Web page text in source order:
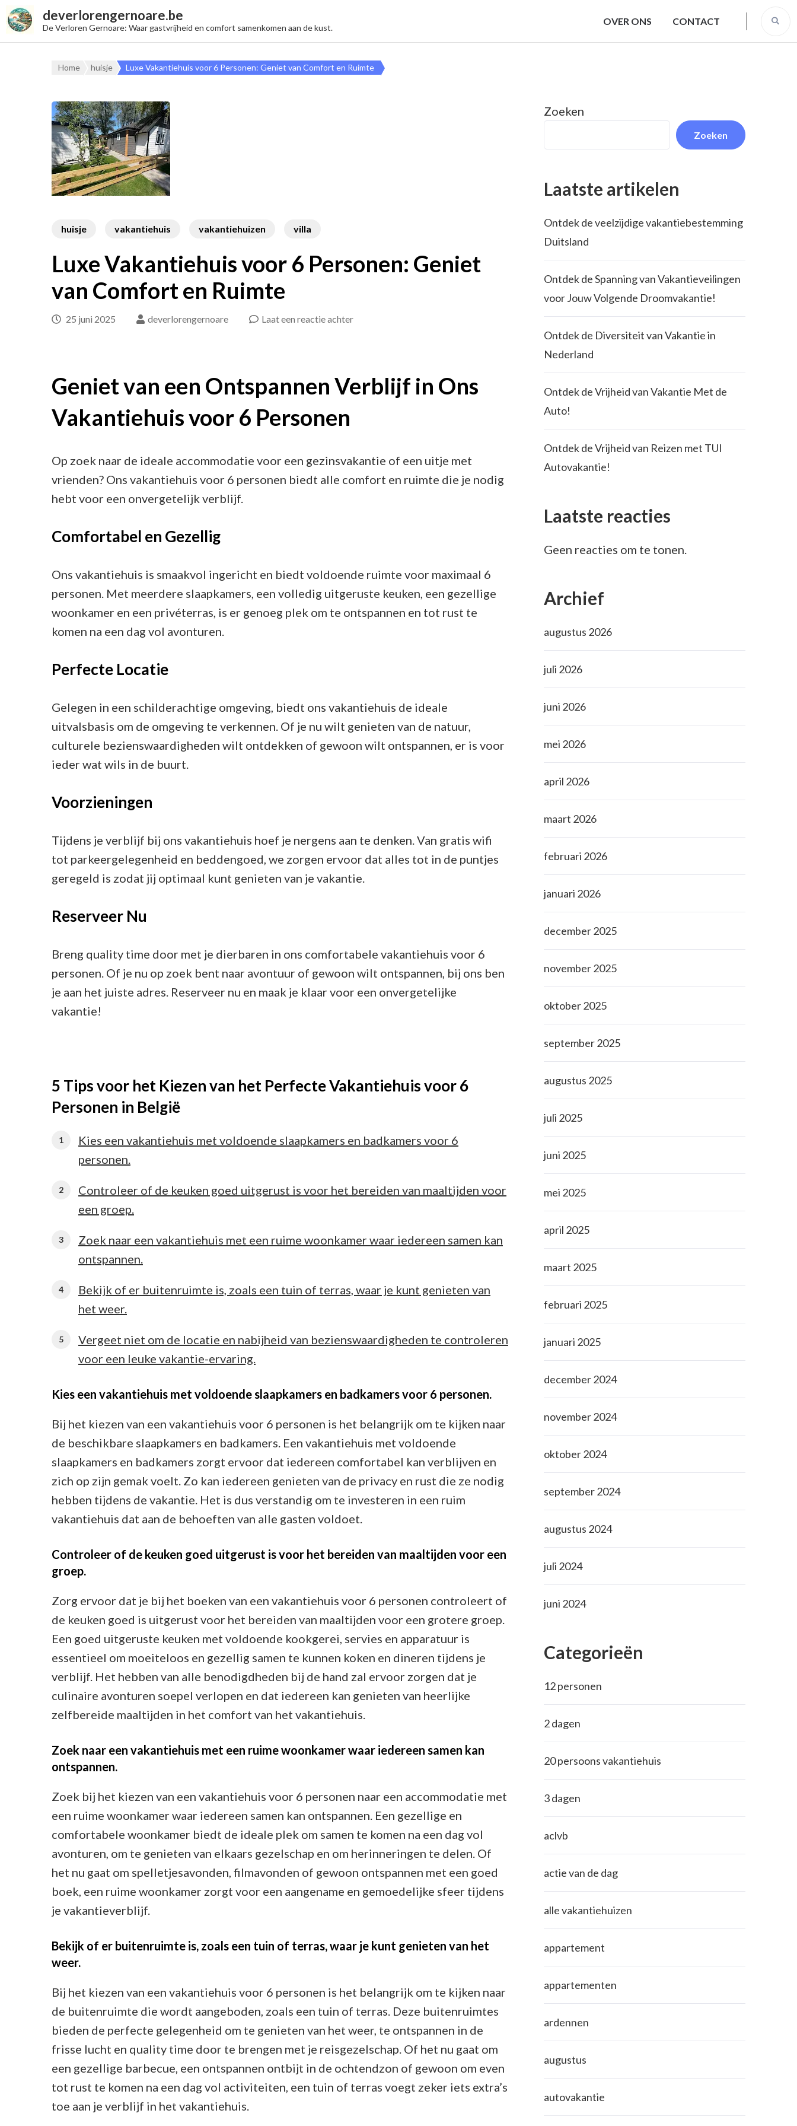
deverlorengernoare.be
De Verloren Gernoare: Waar gastvrijheid en comfort samenkomen aan de kust.
OVER ONS CONTACT
Home huisje Luxe Vakantiehuis voor 6 Personen: Geniet van Comfort en Ruimte
huisje vakantiehuis vakantiehuizen villa
Luxe Vakantiehuis voor 6 Personen: Geniet
van Comfort en Ruimte
25 juni 2025 deverlorengernoare Laat een reactie achterop
6
Geniet van een Ontspannen Verblijf in Ons
Vakantiehuis voor 6 Personen
Op zoek naar de ideale accommodatie voor een gezinsvakantie of een uitje met
vrienden? Ons vakantiehuis voor 6 personen biedt alle comfort en ruimte die je nodig
hebt voor een onvergetelijk verblijf.
Comfortabel en Gezellig
Ons vakantiehuis is smaakvol ingericht en biedt voldoende ruimte voor maximaal 6
personen. Met meerdere slaapkamers, een volledig uitgeruste keuken, een gezellige
woonkamer en een privéterras, is er genoeg plek om te ontspannen en tot rust te
komen na een dag vol avonturen.
Perfecte Locatie
Gelegen in een schilderachtige omgeving, biedt ons vakantiehuis de ideale
uitvalsbasis om de omgeving te verkennen. Of je nu wilt genieten van de natuur,
culturele bezienswaardigheden wilt ontdekken of gewoon wilt ontspannen, er is voor
ieder wat wils in de buurt.
Voorzieningen
Tijdens je verblijf bij ons vakantiehuis hoef je nergens aan te denken. Van gratis wifi
tot parkeergelegenheid en beddengoed, we zorgen ervoor dat alles tot in de puntjes
geregeld is zodat jij optimaal kunt genieten van je vakantie.
Reserveer Nu
Breng quality time door met je dierbaren in ons comfortabele vakantiehuis voor 6
personen. Of je nu op zoek bent naar avontuur of gewoon wilt ontspannen, bij ons ben
je aan het juiste adres. Reserveer nu en maak je klaar voor een onvergetelijke
vakantie!
5 Tips voor het Kiezen van het Perfecte Vakantiehuis voor 6
Personen in België
Kies een vakantiehuis met voldoende slaapkamers en badkamers voor 6
personen.
Controleer of de keuken goed uitgerust is voor het bereiden van maaltijden voor
een groep.
Zoek naar een vakantiehuis met een ruime woonkamer waar iedereen samen kan
ontspannen.
Bekijk of er buitenruimte is, zoals een tuin of terras, waar je kunt genieten van
het weer.
Vergeet niet om de locatie en nabijheid van bezienswaardigheden te controleren
voor een leuke vakantie-ervaring.
Kies een vakantiehuis met voldoende slaapkamers en badkamers voor 6 personen.
Bij het kiezen van een vakantiehuis voor 6 personen is het belangrijk om te kijken naar
de beschikbare slaapkamers en badkamers. Een vakantiehuis met voldoende
slaapkamers en badkamers zorgt ervoor dat iedereen comfortabel kan verblijven en
zich op zijn gemak voelt. Zo kan iedereen genieten van de privacy en rust die ze nodig
hebben tijdens de vakantie. Het is dus verstandig om te investeren in een ruim
vakantiehuis dat aan de behoeften van alle gasten voldoet.
Controleer of de keuken goed uitgerust is voor het bereiden van maaltijden voor een
groep.
Zorg ervoor dat je bij het boeken van een vakantiehuis voor 6 personen controleert of
de keuken goed is uitgerust voor het bereiden van maaltijden voor een grotere groep.
Een goed uitgeruste keuken met voldoende kookgerei, servies en apparatuur is
essentieel om moeiteloos en gezellig samen te kunnen koken en dineren tijdens je
verblijf. Het hebben van alle benodigdheden bij de hand zal ervoor zorgen dat je
culinaire avonturen soepel verlopen en dat iedereen kan genieten van heerlijke
zelfbereide maaltijden in het comfort van het vakantiehuis.
Zoek naar een vakantiehuis met een ruime woonkamer waar iedereen samen kan
ontspannen.
Zoek bij het kiezen van een vakantiehuis voor 6 personen naar een accommodatie met
een ruime woonkamer waar iedereen samen kan ontspannen. Een gezellige en
comfortabele woonkamer biedt de ideale plek om samen te komen na een dag vol
avonturen, om te genieten van elkaars gezelschap en om herinneringen te delen. Of
het nu gaat om spelletjesavonden, filmavonden of gewoon ontspannen met een goed
boek, een ruime woonkamer zorgt voor een aangename en gemoedelijke sfeer tijdens
je vakantieverblijf.
Bekijk of er buitenruimte is, zoals een tuin of terras, waar je kunt genieten van het
weer.
Bij het kiezen van een vakantiehuis voor 6 personen is het belangrijk om te kijken naar
de buitenruimte die wordt aangeboden, zoals een tuin of terras. Deze buitenruimtes
bieden de perfecte gelegenheid om te genieten van het weer, te ontspannen in de
frisse lucht en quality time door te brengen met je reisgezelschap. Of het nu gaat om
een gezellige barbecue, een ontspannen ontbijt in de ochtendzon of gewoon om even
tot rust te komen na een dag vol activiteiten, een tuin of terras voegt zeker iets extra’s
toe aan je verblijf in het vakantiehuis.
Zoeken
Zoeken
Laatste artikelen
Ontdek de veelzijdige vakantiebestemming
Duitsland
Ontdek de Spanning van Vakantieveilingen
voor Jouw Volgende Droomvakantie!
Ontdek de Diversiteit van Vakantie in
Nederland
Ontdek de Vrijheid van Vakantie Met de
Auto!
Ontdek de Vrijheid van Reizen met TUI
Autovakantie!
Laatste reacties
Geen reacties om te tonen.
Archief
augustus 2026
juli 2026
juni 2026
mei 2026
april 2026
maart 2026
februari 2026
januari 2026
december 2025
november 2025
oktober 2025
september 2025
augustus 2025
juli 2025
juni 2025
mei 2025
april 2025
maart 2025
februari 2025
januari 2025
december 2024
november 2024
oktober 2024
september 2024
augustus 2024
juli 2024
juni 2024
Categorieën
12 personen
2 dagen
20 persoons vakantiehuis
3 dagen
aclvb
actie van de dag
alle vakantiehuizen
appartement
appartementen
ardennen
augustus
autovakantie